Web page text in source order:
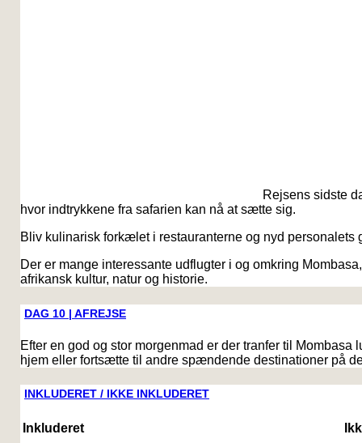
Rejsens sidste
hvor indtrykkene fra safarien kan nå at sætte sig.
Bliv kulinarisk forkælet i restauranterne og nyd personalets
Der er mange interessante udflugter i og omkring
afrikansk kultur, natur og historie.
DAG 10 | AFREJSE
Efter en god og stor morgenmad er der tranfer til Mombasa
hjem eller fortsætte til andre spændende destinationer på
INKLUDERET / IKKE INKLUDERET
Inkluderet